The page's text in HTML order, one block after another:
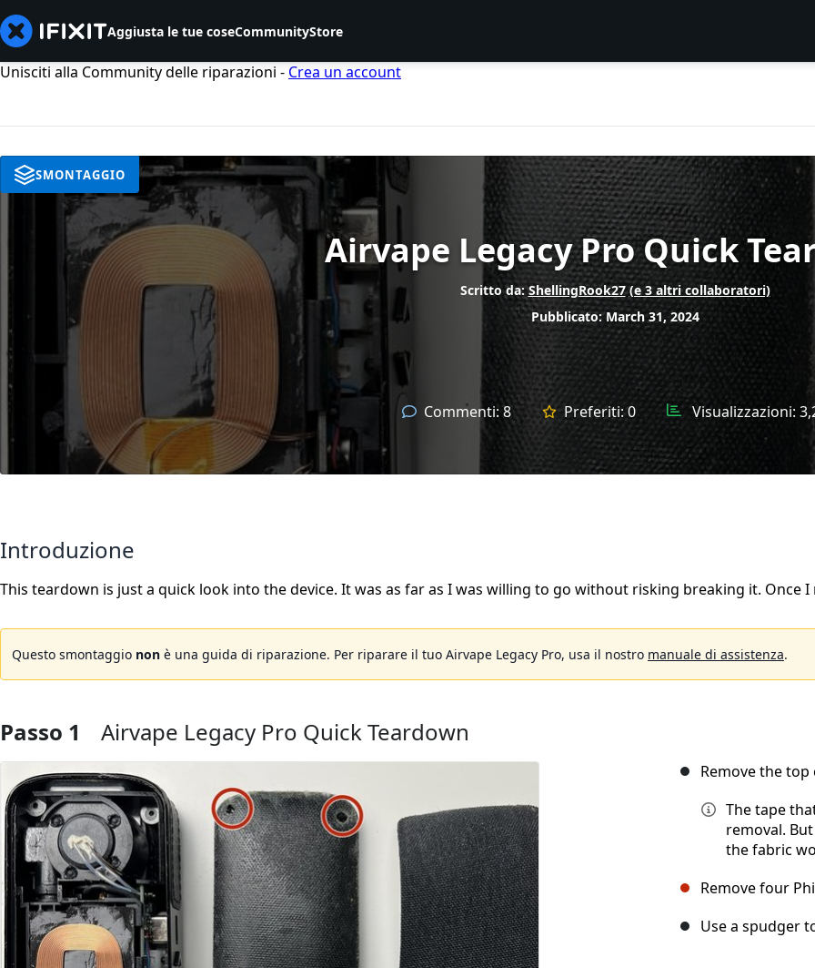
Aggiusta le tue coseCommunityStore
Unisciti alla Community delle riparazioni - Crea un account
Airvape Legacy Pro Quick
Scritto da:ShellingRook27 (e 3 altri collaboratori)
Pubblicato: March 31, 2024
Commenti:8 Preferiti:0 Visualizzazioni:
SMONTAGGIO
Introduzione
This teardown is just a quick look into the device. It was as far as I was willing to go without risking breaking it.
Questo smontaggio non è una guida di riparazione. Per riparare il tuo Airvape Legacy Pro, usa il nostro manuale di assistenza.
Passo 1 Airvape Legacy Pro Quick Teardown
Remove the
The tape
removal.
the fabric
Remove four
Use a spudger